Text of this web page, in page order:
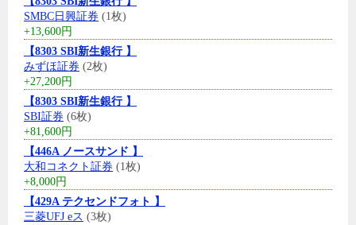
SMBC日興証券 (1枚)
+13,600円
【8303 SBI新生銀行 】
みずほ証券 (2枚)
+27,200円
【8303 SBI新生銀行 】
SBI証券 (6枚)
+81,600円
【446A ノースサンド 】
大和コネクト証券 (1枚)
+8,000円
【429A テクセンドフォト 】
三菱UFJ eス (3枚)